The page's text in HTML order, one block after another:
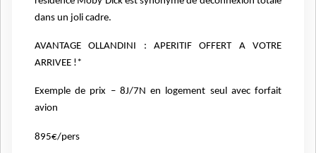
dans un joli cadre.
AVANTAGE OLLANDINI : APERITIF OFFERT A VOTRE
ARRIVEE !*
Exemple de prix – 8J/7N en logement seul avec forfait
avion
895€/pers